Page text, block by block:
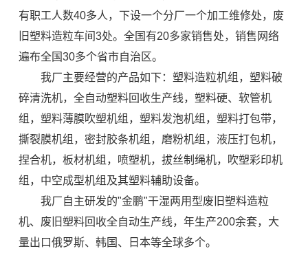
有职工人数40多人，下设一个分厂一个加工维修处，废
旧塑料造粒车间3处。全国有20多家销售处，销售网络
遍布全国30多个省市自治区。
我厂主要经营的产品如下：塑料造粒机组，塑料破
碎清洗机，全自动塑料回收生产线，塑料硬、软管机
组，塑料薄膜吹塑机组，塑料发泡机组，塑料打包带，
撕裂膜机组，密封胶条机组，磨粉机组，液压打包机，
捏合机，板材机组，喷塑机，拔丝制绳机，吹塑彩印机
组，中空成型机组及其塑料辅助设备。
我厂自主研发的"金鹏"干湿两用型废旧塑料造粒
机、废旧塑料回收全自动生产线，年生产200余套，大
量出口俄罗斯、韩国、日本等全球多个。